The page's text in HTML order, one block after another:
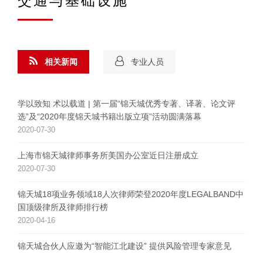
相关新闻
学以致知 术以载道 | 第一届“锦天城优秀专著、译著、论文评
选”及“2020年度锦天城书籍出版立项”活动圆满落幕
2020-07-30
上海市锦天城律师事务所美国办公室近日注册成立
2020-07-30
锦天城18项业务领域18人次律师荣登2020年度LEGALBAND中
国顶级律所及律师排行榜
2020-04-16
锦天城合伙人应邀为“智能江北建设” 提供风险管理专家意见
专业人员